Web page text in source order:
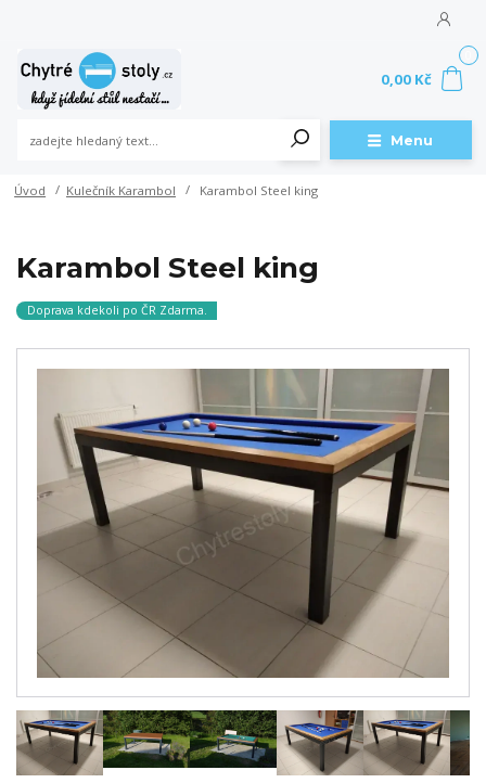
Menu
0,00 Kč
Úvod Kulečník Karambol Karambol Steel king
Karambol Steel king
Doprava kdekoli po ČR Zdarma.